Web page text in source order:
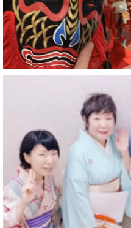
#イリュージョン
#和歌山県
#白浜町
#変面ショー
#イベント
#宴会
1 10
マジシャン派遣 パ
@comedy_illusion 7 8
お疲れ様です
YouTubeを更新し
https://youtu.be/